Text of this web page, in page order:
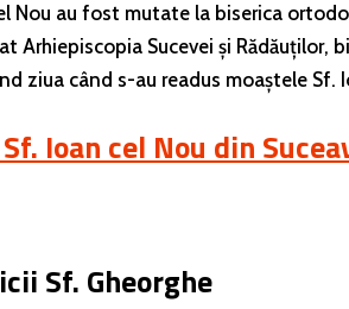
Nou au fost mutate la biserica
Arhiepiscopia Sucevei și
ziua când s-au readus moaștele Sf.
Sf. Gheorghe